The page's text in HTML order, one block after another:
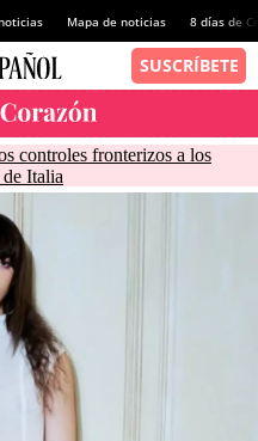
Mapa de noticias 8 días de
controles fronterizos a los
Italia